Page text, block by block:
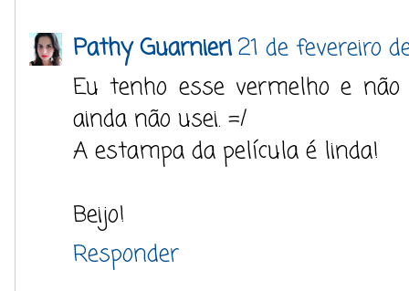
Pathy Guarnieri21 de fevereiro
Eu tenho esse vermelho e
ainda não usei. =/
A estampa da película é linda!
Beijo!
Responder